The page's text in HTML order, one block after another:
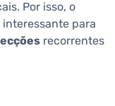
Por isso, o
para
recorrentes